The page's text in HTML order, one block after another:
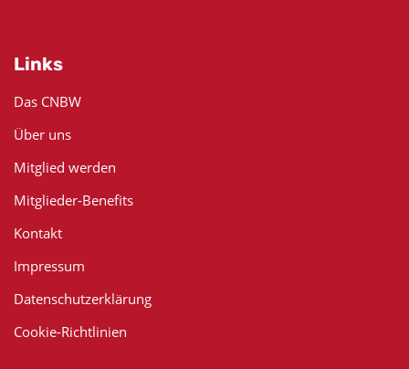
Links
Das CNBW
Über uns
Mitglied werden
Mitglieder-Benefits
Kontakt
Impressum
Datenschutzerklärung
Cookie-Richtlinien